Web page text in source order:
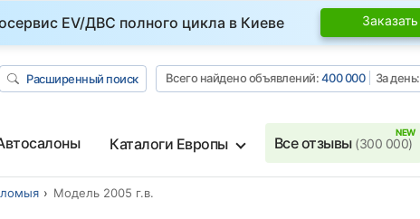
EV/ДВС полного цикла в Киеве Заказать
Расширенный поиск Всего найдено объявлений:400 000 За день:
Каталоги Европы Все отзывы (300 000)
Модель 2005 г.в.